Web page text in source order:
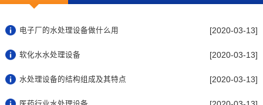
电子厂的水处理设备做什么用 [2020-03-13]
软化水水处理设备 [2020-03-13]
水处理设备的结构组成及其特点 [2020-03-13]